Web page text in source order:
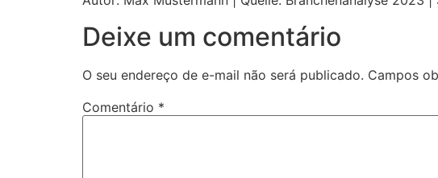
Deixe um comentário
O seu endereço de e-mail não será publicado. Campos
Comentário *